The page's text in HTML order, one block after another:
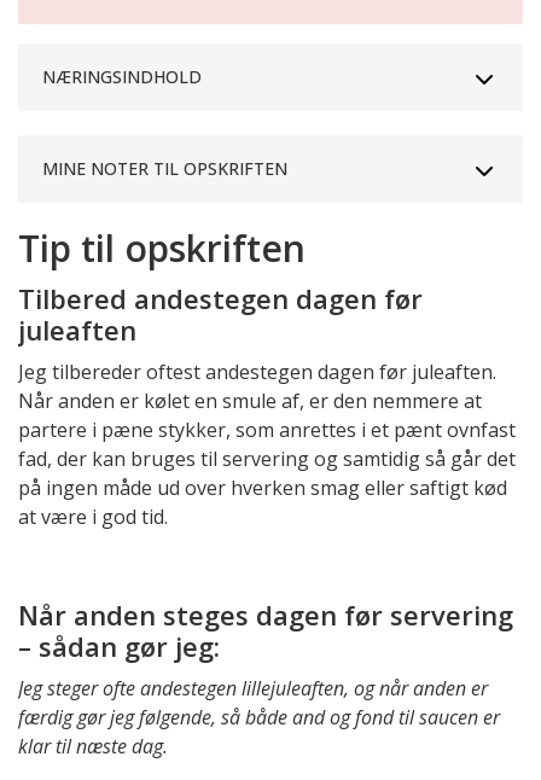
NÆRINGSINDHOLD
MINE NOTER TIL OPSKRIFTEN
Tip til opskriften
Tilbered andestegen dagen før
juleaften
Jeg tilbereder oftest andestegen dagen før juleaften.
Når anden er kølet en smule af, er den nemmere at
partere i pæne stykker, som anrettes i et pænt ovnfast
fad, der kan bruges til servering og samtidig så går det
på ingen måde ud over hverken smag eller saftigt kød
at være i god tid.
Når anden steges dagen før servering
– sådan gør jeg:
Jeg steger ofte andestegen lillejuleaften, og når anden er
færdig gør jeg følgende, så både and og fond til saucen er
klar til næste dag.